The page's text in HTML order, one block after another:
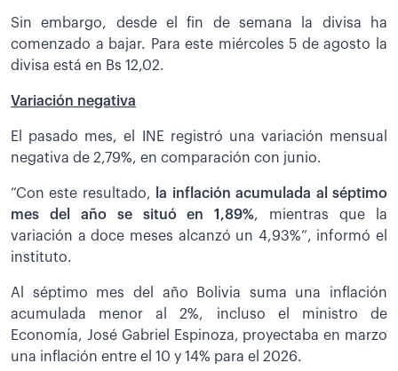
Sin embargo, desde el fin de semana la divisa ha
comenzado a bajar. Para este miércoles 5 de agosto la
divisa está en Bs 12,02.
Variación negativa
El pasado mes, el INE registró una variación mensual
negativa de 2,79%, en comparación con junio.
“Con este resultado,
la inflación acumulada al séptimo
mes del año se situó en 1,89%, mientras que la
variación a doce meses alcanzó un 4,93%”, informó el
instituto.
Al séptimo mes del año Bolivia suma una inflación
acumulada menor al 2%, incluso el ministro de
Economía, José Gabriel Espinoza, proyectaba en marzo
una inflación entre el 10 y 14% para el 2026.